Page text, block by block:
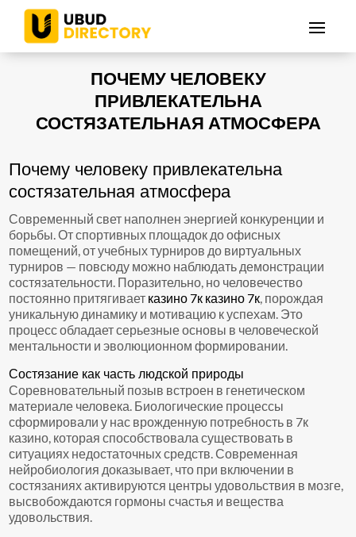
ПОЧЕМУ ЧЕЛОВЕКУ
ПРИВЛЕКАТЕЛЬНА
СОСТЯЗАТЕЛЬНАЯ АТМОСФЕРА
Почему человеку привлекательна
состязательная атмосфера
Современный свет наполнен энергией конкуренции и
борьбы. От спортивных площадок до офисных
помещений, от учебных турниров до виртуальных
турниров — повсюду можно наблюдать демонстрации
состязательности. Поразительно, но человечество
постоянно притягивает казино 7к казино 7к, порождая
уникальную динамику и мотивацию к успехам. Это
процесс обладает серьезные основы в человеческой
ментальности и эволюционном формировании.
Состязание как часть людской природы
Соревновательный позыв встроен в генетическом
материале человека. Биологические процессы
сформировали у нас врожденную потребность в 7к
казино, которая способствовала существовать в
ситуациях недостаточных средств. Современная
нейробиология доказывает, что при включении в
состязаниях активируются центры удовольствия в мозге,
высвобождаются гормоны счастья и вещества
удовольствия.